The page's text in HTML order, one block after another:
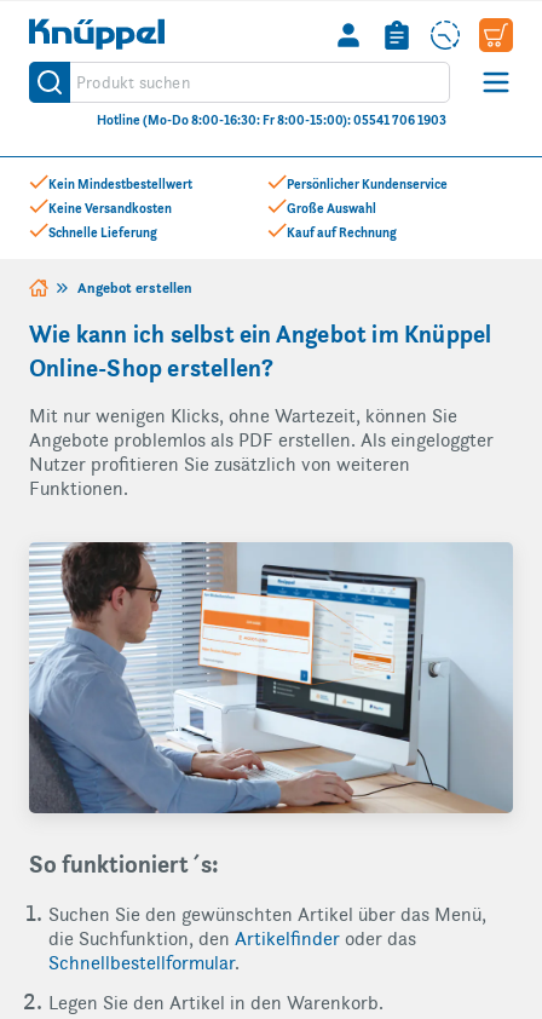
Kein Mindestbestellwert
Keine Versandkosten
Schnelle Lieferung
Persönlicher Kundenservice
Große Auswahl
Kauf auf Rechnung
Knüppel
Produkt suchen
Suche
Hotline (Mo-Do 8:00-16:30: Fr 8:00-15:00): 05541 706 1903
Zum Inhalt springen
Angebot erstellen
Wie kann ich selbst ein Angebot im Knüppel
Online-Shop erstellen?
Mit nur wenigen Klicks, ohne Wartezeit, können Sie
Angebote problemlos als PDF erstellen. Als eingeloggter
Nutzer profitieren Sie zusätzlich von weiteren
Funktionen.
So funktioniert´s:
Suchen Sie den gewünschten Artikel über das Menü,
die Suchfunktion, den Artikelfinder oder das
Schnellbestellformular.
Legen Sie den Artikel in den Warenkorb.